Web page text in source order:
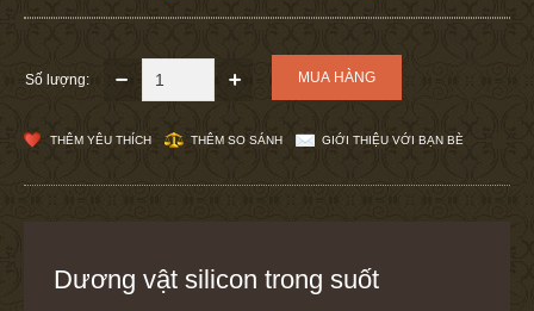
Số lượng:
THÊM YÊU THÍCH THÊM SO SÁNH GIỚI THIỆU VỚI BẠN BÈ
Dương vật silicon trong suốt